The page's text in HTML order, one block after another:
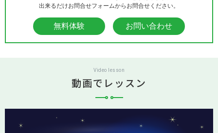
出来るだけお問合せフォームからお問合せください。
無料体験 お問い合わせ
Video lesson
動画でレッスン